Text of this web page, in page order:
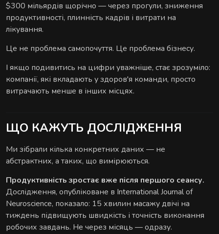
$300 мільярдів щорічно — через прогули, зниження
продуктивності, плинність кадрів і витрати на
лікування.
Це не проблема самопочуття. Це проблема бізнесу.
І якщо подивитись на цифри уважніше, стає зрозуміло:
компанії, які вкладають у здоров'я команди, просто
витрачають менше в інших місцях.
ЩО КАЖУТЬ ДОСЛІДЖЕННЯ
Ми зібрали кілька конкретних даних — не
абстрактних, а таких, що вимірюються.
Продуктивність зростає вже після першого сеансу.
Дослідження, опубліковане в International Journal of
Neuroscience, показало: 15 хвилин масажу двічі на
тиждень підвищують швидкість і точність виконання
робочих завдань. Не через місяць — одразу.
РИТУАЛИ ВІДНОВЛЕННЯ
Комплексні процедури для глибокого
відновлення тіла та внутрішнього балансу.
Комплексні процедури де масаж і обгортання
працюють разом.